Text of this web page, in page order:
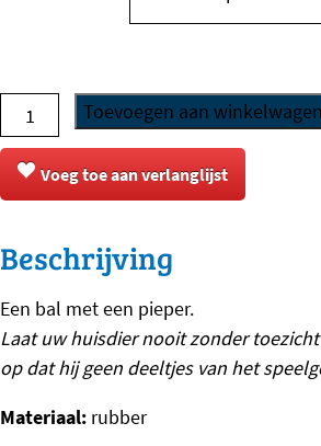
Beeztees
-
Bal
met
-
aantal
Toevoegen aan winkelwagen
Voeg toe aan verlanglijst
Beschrijving
Een bal met een pieper.
Laat uw huisdier nooit zonder
op dat hij geen deeltjes van het
Materiaal: rubber